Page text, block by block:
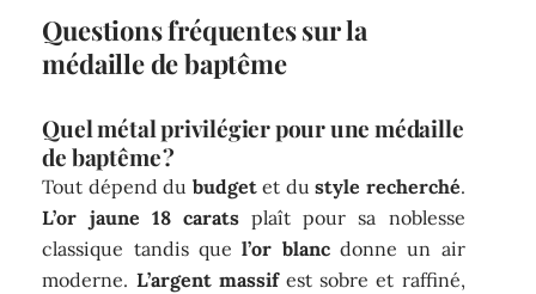
Questions fréquentes sur la
médaille de baptême
Quel métal privilégier pour une médaille
de baptême ?
Tout dépend du budgetet dustyle recherché.
L’or jaune 18 caratsplaît pour sa noblesse
classique tandis quel’or blancdonne un air
moderne. L’argent massifest sobre et raffiné,